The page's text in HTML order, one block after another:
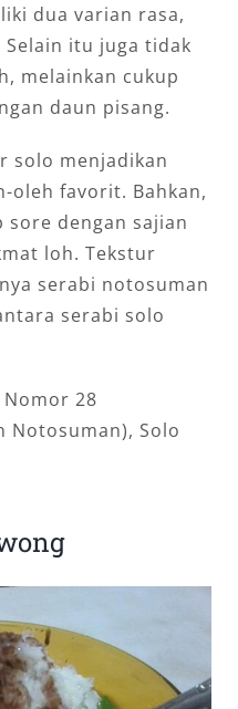
dua varian rasa,
itu juga tidak
melainkan cukup
daun pisang.
solo menjadikan
oleh favorit. Bahkan,
dengan sajian
loh. Tekstur
serabi notosuman
serabi solo
Nomor 28
Notosuman), Solo